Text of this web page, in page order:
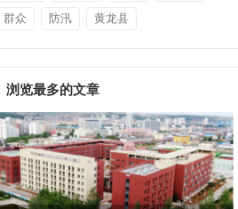
群众 防汛 黄龙县
浏览最多的文章